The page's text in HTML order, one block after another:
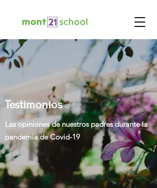
Testimonios
Las opiniones de nuestros padres durante la
pandemia de Covid-19